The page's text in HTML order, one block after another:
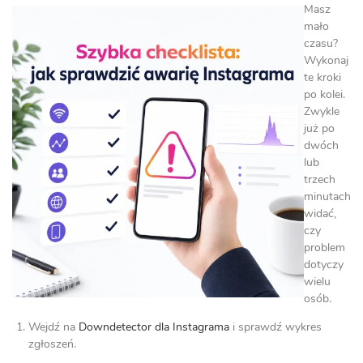
Masz
mało
czasu?
Wykonaj
te kroki
po kolei.
Zwykle
już po
dwóch
lub
trzech
minutach
widać,
czy
problem
dotyczy
wielu
osób.
Wejdź na Downdetector dla Instagrama i sprawdź wykres
zgłoszeń.